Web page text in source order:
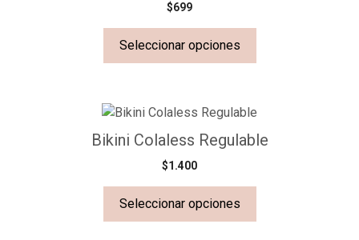
$699
Seleccionar opciones
Bikini Colaless Regulable
$1.400
Seleccionar opciones